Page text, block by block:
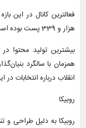
هزار و 339 پست بوده است.
همزمان با سالگرد
انقلاب درباره انتخابات در این روز 87 هزار و 87
روبیکا
روبیکا به دلیل طراحی‌